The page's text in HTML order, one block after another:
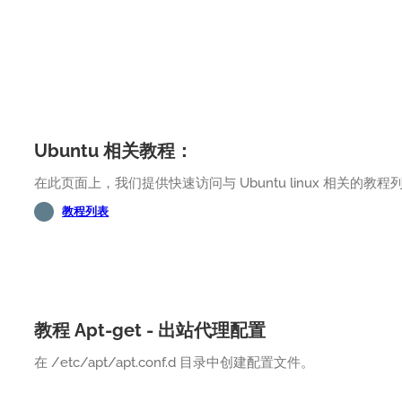
Ubuntu 相关教程：
在此页面上，我们提供快速访问与 Ubuntu linux 相关的教程
教程列表
教程 Apt-get - 出站代理配置
在 /etc/apt/apt.conf.d 目录中创建配置文件。